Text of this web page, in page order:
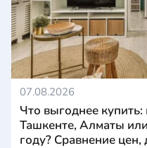
07.08.2026
Что выгоднее купить:
Ташкенте, Алматы
году? Сравнение цен,